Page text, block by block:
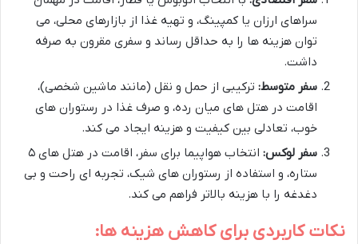
سراهای ارزان یا کمپینگ، و تهیه غذا از بازارهای محلی، می
توان هزینه ها را به حداقل رساند و سفری مقرون به صرفه
داشت.
سفر متوسط: ترکیبی از حمل و نقل (مانند ماشین شخصی)،
اقامت در هتل های میان رده، و صرف غذا در رستوران های
خوب، تعادلی بین کیفیت و هزینه ایجاد می کند.
سفر لوکس:
انتخاب هواپیما برای سفر، اقامت در هتل های ۵
ستاره، و استفاده از رستوران های شیک، تجربه ای راحت و بی
دغدغه را با هزینه بالاتر فراهم می کند.
نکات کاربردی برای کاهش هزینه ها: